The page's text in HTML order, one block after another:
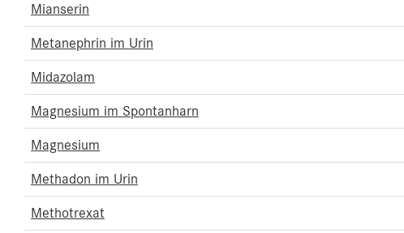
Mianserin
Metanephrin im Urin
Midazolam
Magnesium im Spontanharn
Magnesium
Methadon im Urin
Methotrexat